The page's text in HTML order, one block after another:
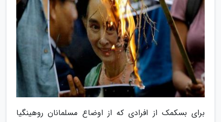
برای بسکمک از افرادی که از اوضاع مسلمانان روهینگیا